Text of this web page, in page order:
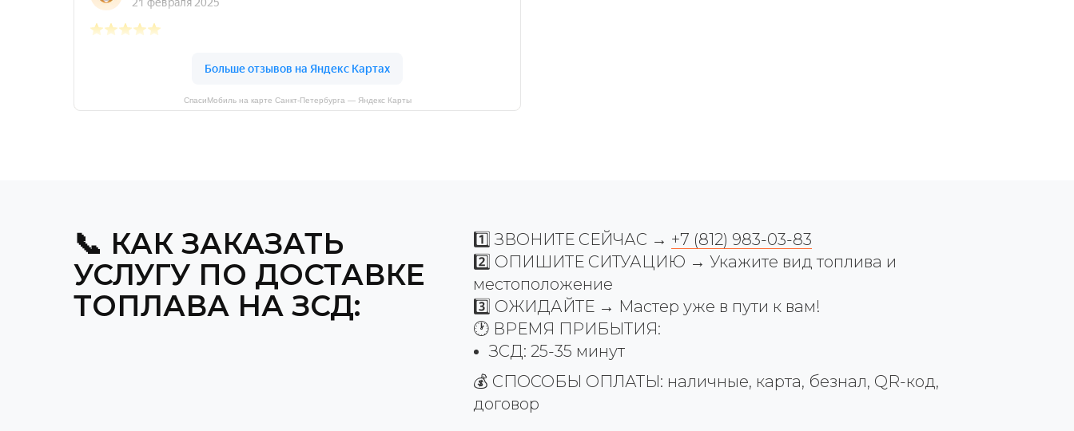
СпасиМобиль на карте Санкт‑Петербурга — Яндекс Карты
📞 КАК ЗАКАЗАТЬ
УСЛУГУ ПО ДОСТАВКЕ
ТОПЛАВА НА ЗСД:
1️⃣ ЗВОНИТЕ СЕЙЧАС → +7 (812) 983-03-83
2️⃣ ОПИШИТЕ СИТУАЦИЮ → Укажите вид топлива и
местоположение
3️⃣ ОЖИДАЙТЕ → Мастер уже в пути к вам!
🕐 ВРЕМЯ ПРИБЫТИЯ:
ЗСД: 25-35 минут
💰 СПОСОБЫ ОПЛАТЫ: наличные, карта, безнал, QR-код,
договор